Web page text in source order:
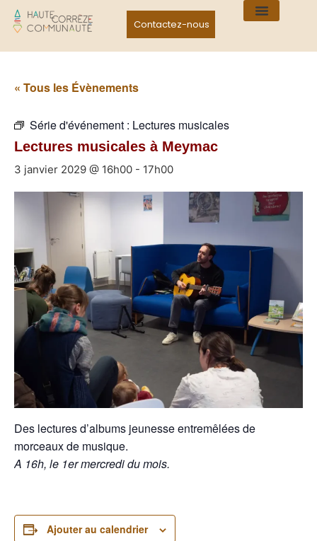
Contactez-nous
« Tous les Évènements
Série d'événement : Lectures musicales
Lectures musicales à Meymac
3 janvier 2029 @ 16h00 - 17h00
Des lectures d’albums jeunesse entremêlées de
morceaux de musique.
A 16h, le 1er mercredi du mois.
Ajouter au calendrier